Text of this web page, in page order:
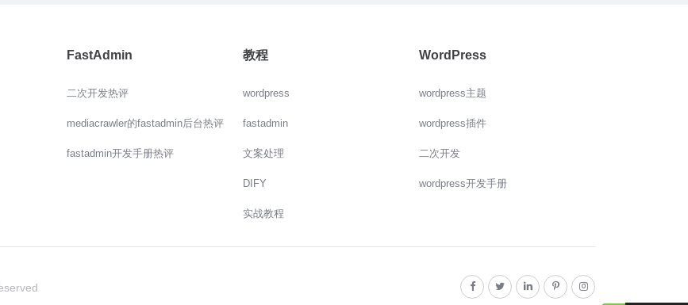
FastAdmin
二次开发热评
mediacrawler的fastadmin后台热评
fastadmin开发手册热评
教程
wordpress
fastadmin
文案处理
DIFY
实战教程
WordPress
wordpress主题
wordpress插件
二次开发
wordpress开发手册